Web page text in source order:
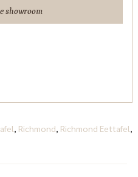
showroom
, Richmond, Richmond Eettafel,